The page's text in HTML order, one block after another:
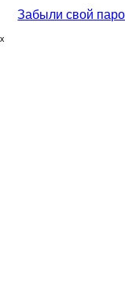
Забыли свой
ₓ